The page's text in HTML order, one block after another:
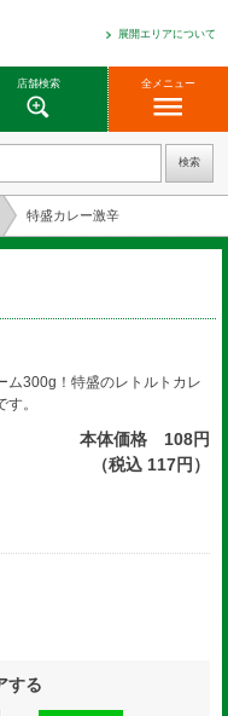
展開エリアについて
店舗検索 全メニュー
特盛カレー激辛
ム300g！特盛のレトルトカレ
。
本体価格 108円
（税込 117円）
する